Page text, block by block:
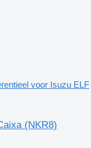
voor Isuzu ELF
(NKR8)